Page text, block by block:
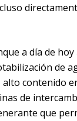
a día de hoy
de
contenido
de
que